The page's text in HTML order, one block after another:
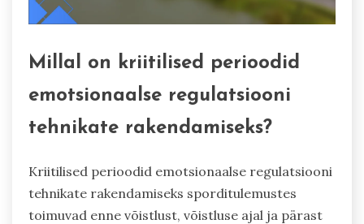
Millal on kriitilised perioodid
emotsionaalse regulatsiooni
tehnikate rakendamiseks?
Kriitilised perioodid emotsionaalse regulatsiooni
tehnikate rakendamiseks sporditulemustes
toimuvad enne võistlust, võistluse ajal ja pärast